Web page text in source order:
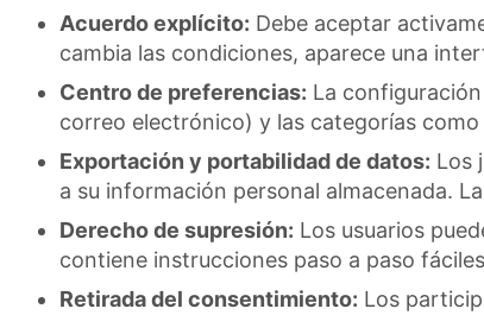
Acuerdo explícito: Debe aceptar
cambia las condiciones, aparece una
Centro de preferencias: La
correo electrónico) y las categorías
Exportación y portabilidad de datos: Los
a su información personal almacenada.
Derecho de supresión: Los usuarios
contiene instrucciones paso a paso
Retirada del consentimiento: Los